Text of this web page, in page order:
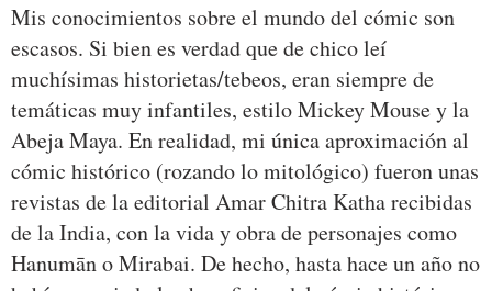
Mis conocimientos sobre el mundo del cómic son
escasos. Si bien es verdad que de chico leí
muchísimas historietas/tebeos, eran siempre de
temáticas muy infantiles, estilo Mickey Mouse y la
Abeja Maya. En realidad, mi única aproximación al
cómic histórico (rozando lo mitológico) fueron unas
revistas de la editorial Amar Chitra Katha recibidas
de la India, con la vida y obra de personajes como
Hanumān o Mirabai. De hecho, hasta hace un año no